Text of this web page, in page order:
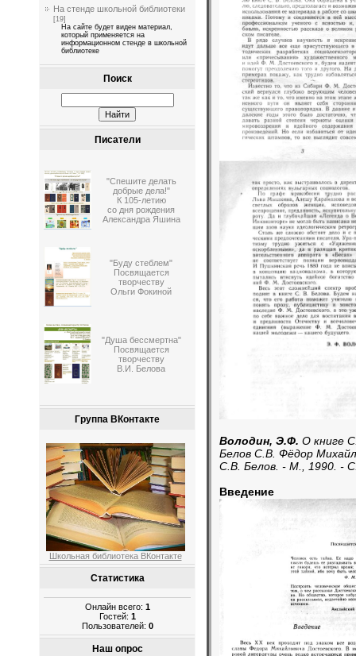
На стенде школьной библиотеки
[19]
На сайте будет виден материал,
который применяется на
информационном стенде в школьной
библиотеке
Поиск
Писатели
"Спешите делать
добрые дела!"
К 105-летию
со дня рождения
Александра Яшина
"Буду стеблем"
Посвящается
творчеству
Ольги Фокиной
"Душа бессмертна"
Посвящается
творчеству
В.И. Белова
Группа ВКонтакте
Школьная библиотека ВКонтакте
Статистика
Онлайн всего: 1
Гостей: 1
Пользователей: 0
Наш опрос
Володин, Э.Ф. О книге
Белов С.В. Фёдор
С.В. Белов. - М., 1990. -
Введение